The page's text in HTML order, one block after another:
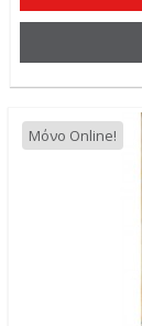
Μόνο Online!